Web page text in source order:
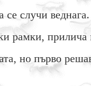
се случи
рамки, прилича
но първо